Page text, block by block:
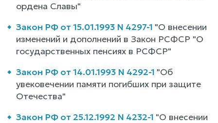
ордена Славы"
Закон РФ от 15.01.1993 N 4297-1 "О внесении
изменений и дополнений в Закон РСФСР "О
государственных пенсиях в РСФСР"
Закон РФ от 14.01.1993 N 4292-1 "Об
увековечении памяти погибших при защите
Отечества"
Закон РФ от 25.12.1992 N 4232-1 "О внесении